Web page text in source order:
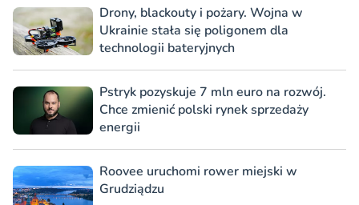
Drony, blackouty i pożary. Wojna w
Ukrainie stała się poligonem dla
technologii bateryjnych
Pstryk pozyskuje 7 mln euro na rozwój.
Chce zmienić polski rynek sprzedaży
energii
Roovee uruchomi rower miejski w
Grudziądzu